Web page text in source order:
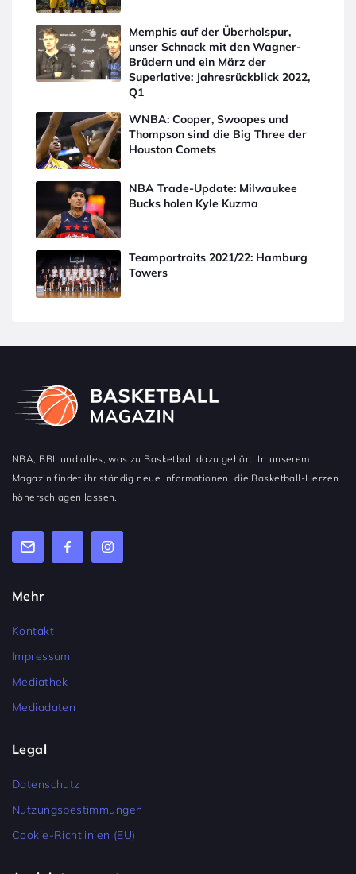
Memphis auf der Überholspur,
unser Schnack mit den Wagner-
Brüdern und ein März der
Superlative: Jahresrückblick 2022,
Q1
WNBA: Cooper, Swoopes und
Thompson sind die Big Three der
Houston Comets
NBA Trade-Update: Milwaukee
Bucks holen Kyle Kuzma
Teamportraits 2021/22: Hamburg
Towers
NBA, BBL und alles, was zu Basketball dazu gehört: In unserem
Magazin findet ihr ständig neue Informationen, die Basketball-Herzen
höherschlagen lassen.
Mehr
Kontakt
Impressum
Mediathek
Mediadaten
Legal
Datenschutz
Nutzungsbestimmungen
Cookie-Richtlinien (EU)